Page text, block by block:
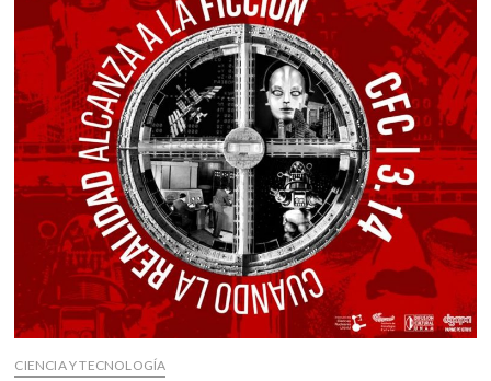
del
Norte,
115
mil
años
antes
de
lo
pensado
CIENCIA Y TECNOLOGÍA